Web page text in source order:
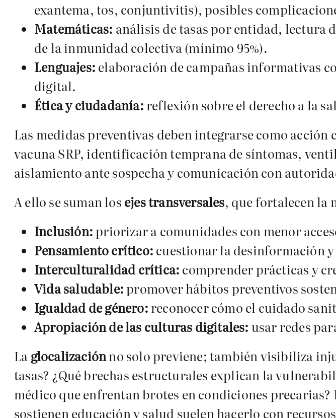
exantema, tos, conjuntivitis), posibles
Matemáticas: análisis de tasas por entidad, lectura
de la inmunidad colectiva (mínimo 95%).
Lenguajes: elaboración de campañas informativas
digital.
Ética y ciudadanía: reflexión sobre el derecho a la
Las medidas preventivas deben integrarse como
vacuna SRP, identificación temprana de síntomas,
aislamiento ante sospecha y comunicación con
A ello se suman los ejes transversales, que fortalecen la
Inclusión:priorizar a comunidades con menor
Pensamiento crítico: cuestionar la desinformación
Interculturalidad crítica: comprender prácticas y
Vida saludable:promover hábitos preventivos
Igualdad de género: reconocer cómo el cuidado
Apropiación de las culturas digitales: usar redes
La glocalizaciónno solo previene; también visibiliza
tasas? ¿Qué brechas estructurales explican la
médico que enfrentan brotes en condiciones
sostienen educación y salud suelen hacerlo con